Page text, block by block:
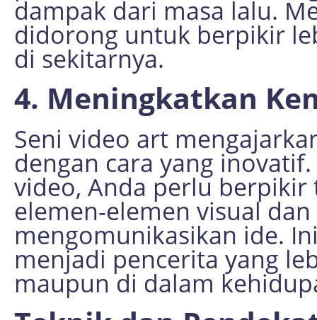
dampak dari masa lalu.
didorong untuk berpikir
di sekitarnya.
4. Meningkatkan
Seni video art
dengan cara yang
video, Anda perlu
elemen-elemen visual
mengomunikasikan ide.
menjadi pencerita yang
maupun di dalam